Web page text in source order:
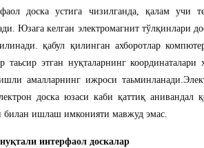
доска устига чизилганда, қалам учи
Юзага келган электромагнит тўлқинлари
қабул қилинган ахборотлар
этган нуқталарнинг координаталари
амалларнинг ижроси таьминланади.
доска юзаси каби қаттиқ анивандал
билан ишлаш имконияти мавжуд эмас.
интерфаол доскалар